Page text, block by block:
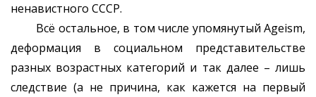
ненавистного СССР.
Всё остальное, в том числе упомянутый Ageism,
деформация в социальном представительстве
разных возрастных категорий и так далее – лишь
следствие (а не причина, как кажется на первый